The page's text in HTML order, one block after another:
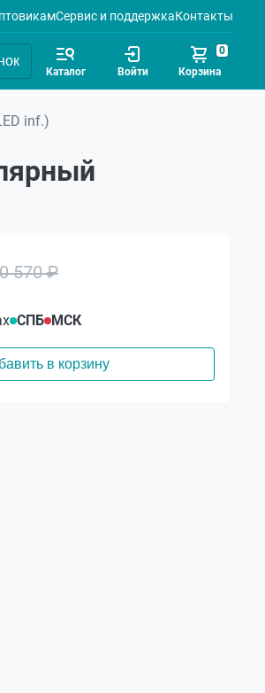
Сервис и поддержкаКонтакты
Каталог Войти Корзина
0
inf.)
570 ₽
СПБ МСК
в корзину